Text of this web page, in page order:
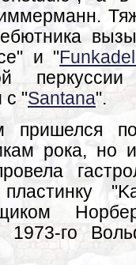
и "
с "Santana".
пришелся
рока, но
1973-го